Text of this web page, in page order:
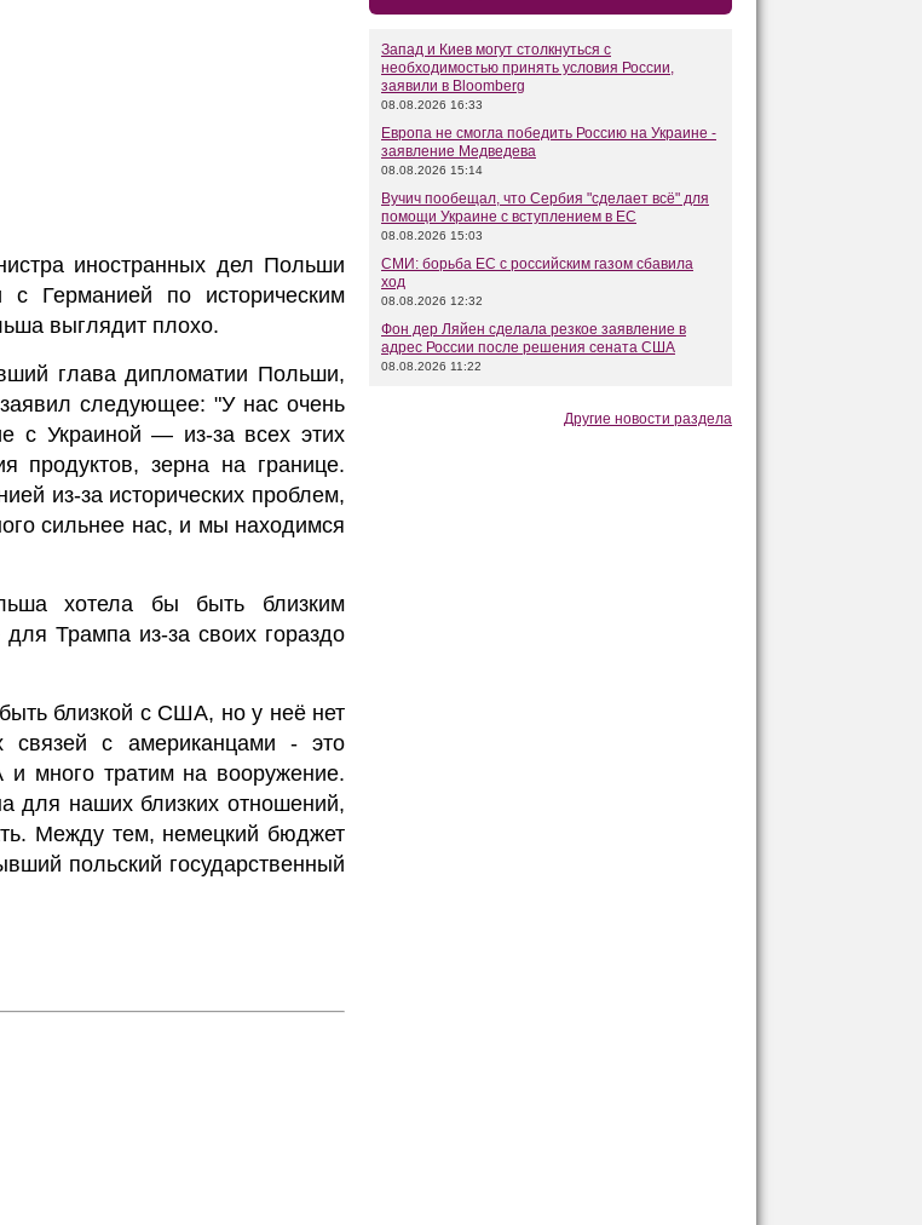
иностранных дел Польши
с Германией по историческим
выглядит плохо.
глава дипломатии Польши,
следующее: "У нас очень
с Украиной — из-за всех этих
продуктов, зерна на границе.
из-за исторических проблем,
сильнее нас, и мы находимся
хотела бы быть близким
для Трампа из-за своих гораздо
близкой с США, но у неё нет
связей с американцами - это
много тратим на вооружение.
для наших близких отношений,
Между тем, немецкий бюджет
польский государственный
Запад и Киев могут столкнуться с
необходимостью принять условия России,
заявили в Bloomberg
08.08.2026 16:33
Европа не смогла победить Россию на Украине -
заявление Медведева
08.08.2026 15:14
Вучич пообещал, что Сербия "сделает всё" для
помощи Украине с вступлением в ЕС
08.08.2026 15:03
СМИ: борьба ЕС с российским газом сбавила
ход
08.08.2026 12:32
Фон дер Ляйен сделала резкое заявление в
адрес России после решения сената США
08.08.2026 11:22
Другие новости раздела